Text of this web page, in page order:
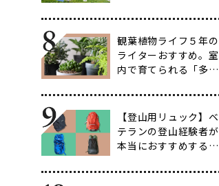
ぎ】
観葉植物ライフ５年の
ライターおすすめ。室
内で育てられる「多肉
育て方も紹介】
【登山用リュック】ベ
テランの登山経験者が
本当におすすめする容
選